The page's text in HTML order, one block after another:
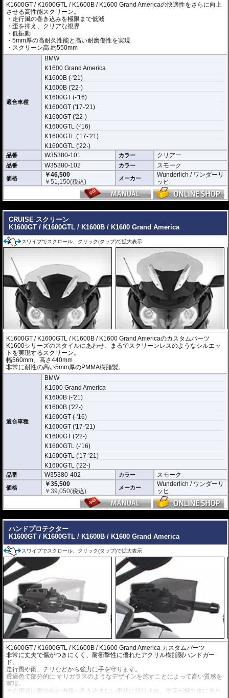
K1600GT / K1600GTL / K1600B / K1600 Grand Americaの快適性をさらに向上
させる高性能スクリーン。
・走行風の巻き込みを極限まで低減
・歪を抑え、クリアな視界
・低振動
・5mm厚の高耐久性能と高い耐磨傷性を実現
・スクリーン高 約550mm
適合車種
BMW
K1600 Grand America
K1600B (-'21)
K1600B ('22-)
K1600GT (-'16)
K1600GT ('17-'21)
K1600GT ('22-)
K1600GTL (-'16)
K1600GTL ('17-'21)
K1600GTL ('22-)
品番 W35380-101 カラー クリアー
品番 W35380-102 カラー スモーク
価格
￥46,500
￥51,150(税込) メーカー
Wunderlich / ワンダーリ
ッヒ
CRUISE スクリーン
K1600GT / K1600GTL / K1600B / K1600 Grand America
スワイプでスクロール、クリック(タップ)で拡大表示
K1600GT / K1600GTL / K1600B / K1600 Grand Americaのカスタムパーツ
K1600シリーズのスタイルにあわせ、まるでスクリーンレスのようなシルエッ
トを実現するスクリーン。
幅560mm、高さ440mm
非常に耐性の高い5mm厚のPMMA樹脂製。
適合車種
BMW
K1600 Grand America
K1600B (-'21)
K1600B ('22-)
K1600GT (-'16)
K1600GT ('17-'21)
K1600GT ('22-)
K1600GTL (-'16)
K1600GTL ('17-'21)
K1600GTL ('22-)
品番 W35380-402 カラー スモーク
価格
￥35,500
￥39,050(税込) メーカー
Wunderlich / ワンダーリ
ッヒ
ハンドプロテクター
K1600GT / K1600GTL / K1600B / K1600 Grand America
スワイプでスクロール、クリック(タップ)で拡大表示
K1600GT / K1600GTL / K1600B / K1600 Grand America カスタムパーツ
非常に丈夫で傷がつきにくく、耐衝撃性に優れたアクリル樹脂製ハンドガー
ド。
走行風や雨、チリなどから強力に手を守ります。
透過色で部分的に すりガラスのようなデザインを施すことによって高い質感を
実現。
その形状は雨や風が内側へ巻き込まない形状に設計され、雫等が極力体に当た